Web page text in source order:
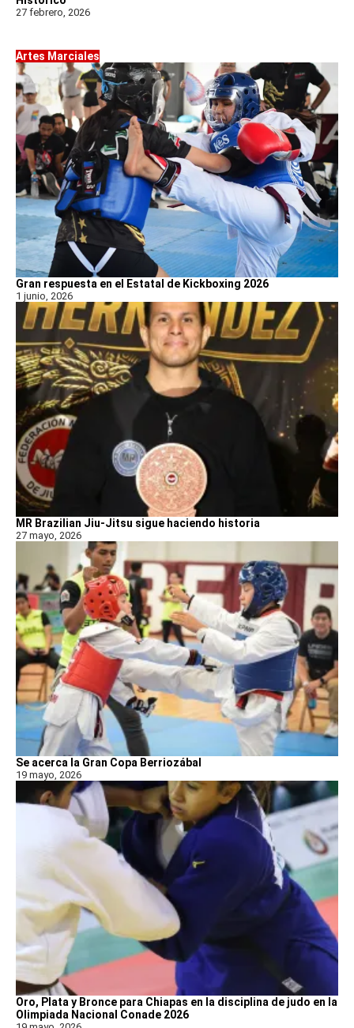
27 febrero, 2026
Artes Marciales
Gran respuesta en el Estatal de Kickboxing 2026
1 junio, 2026
MR Brazilian Jiu-Jitsu sigue haciendo historia
27 mayo, 2026
Se acerca la Gran Copa Berriozábal
19 mayo, 2026
Oro, Plata y Bronce para Chiapas en la disciplina de judo en la
Olimpiada Nacional Conade 2026